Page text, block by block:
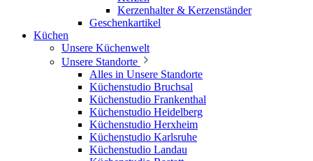
Kerzenhalter & Kerzenständer
Geschenkartikel
Küchen
Unsere Küchenwelt
Unsere Standorte
Alles in Unsere Standorte
Küchenstudio Bruchsal
Küchenstudio Frankenthal
Küchenstudio Heidelberg
Küchenstudio Herxheim
Küchenstudio Karlsruhe
Küchenstudio Landau